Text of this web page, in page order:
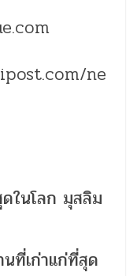
ne
ในโลก มุสลิม
ที่เก่าแก่ที่สุด